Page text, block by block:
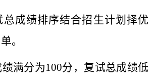
总成绩排序结合招生计划择优
。
满分为100分，复试总成绩低